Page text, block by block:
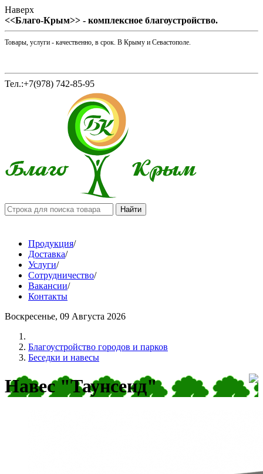
Наверх
<<Благо-Крым>> - комплексное благоустройство.
Товары, услуги - качественно, в срок. В Крыму и Севастополе.
Тел.:+7(978) 742-85-95
Продукция/
Доставка/
Услуги/
Сотрудничество/
Вакансии/
Контакты
Воскресенье, 09 Августа 2026
Благоустройство городов и парков
Беседки и навесы
Навес "Таунсенд"